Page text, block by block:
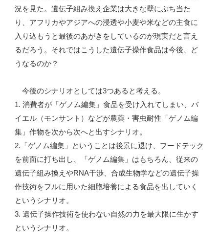
況を見た。遺伝子組み換え企業は大きな壁にぶち当た
り、アフリカやアジアへの浸透や小麦や米などの主食に
入り込もうと最後のあがきをしているのが現実だと言え
るだろう。それではこうした遺伝子操作食品は今後、ど
うなるのか？
今後のシナリオとしては3つあると考える。
1. 消費者が「ゲノム編集」食品を受け入れてしまい、バ
イエル（モンサント）などが農薬・害虫耐性「ゲノム編
集」作物を次から次へと出すシナリオ。
2.「ゲノム編集」ということは後景に退け、フードテック
を前面に打ち出し、「ゲノム編集」はもちろん、従来の
遺伝子組み換えやRNA干渉、合成生物学などの遺伝子操
作技術をフルに用いた細胞培養による食品を出していく
というシナリオ。
3. 遺伝子操作技術を使わない自然の力を最大限に生かす
というシナリオ。